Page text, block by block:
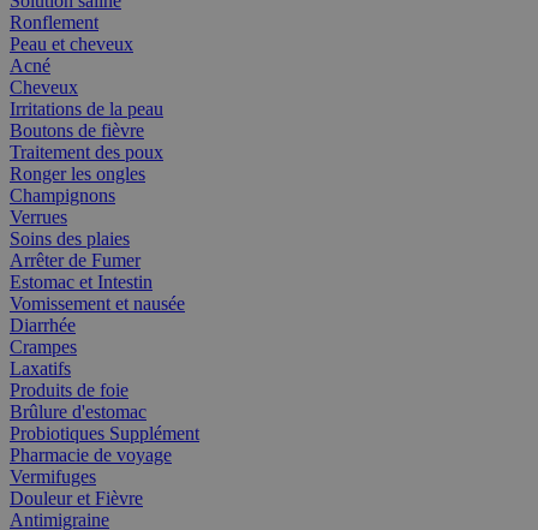
Ronflement
Peau et cheveux
Acné
Cheveux
Irritations de la peau
Boutons de fièvre
Traitement des poux
Ronger les ongles
Champignons
Verrues
Soins des plaies
Arrêter de Fumer
Estomac et Intestin
Vomissement et nausée
Diarrhée
Crampes
Laxatifs
Produits de foie
Brûlure d'estomac
Probiotiques Supplément
Pharmacie de voyage
Vermifuges
Douleur et Fièvre
Antimigraine